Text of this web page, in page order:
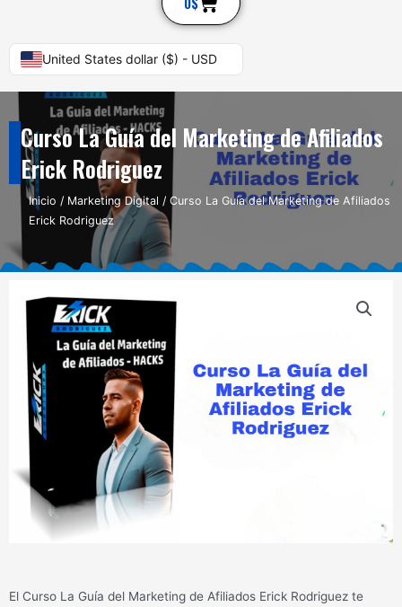
United States dollar ($) - USD
Curso La Guía del Marketing de Afiliados
Erick Rodriguez
Inicio / Marketing Digital / Curso La Guía del Marketing de Afiliados
Erick Rodriguez
El Curso La Guía del Marketing de Afiliados Erick Rodriguez te